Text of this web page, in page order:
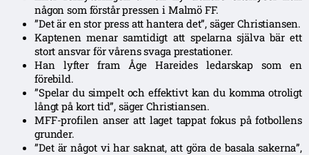
någon som förstår pressen i Malmö FF.
”Det är en stor press att hantera det”, säger Christiansen.
Kaptenen menar samtidigt att spelarna själva bär ett
stort ansvar för vårens svaga prestationer.
Han lyfter fram Åge Hareides ledarskap som en
förebild.
”Spelar du simpelt och effektivt kan du komma otroligt
långt på kort tid”, säger Christiansen.
MFF-profilen anser att laget tappat fokus på fotbollens
grunder.
”Det är något vi har saknat, att göra de basala sakerna”,